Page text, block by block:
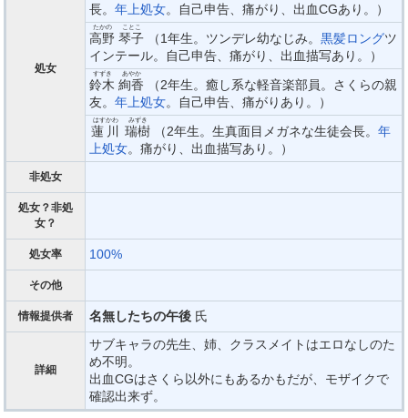
処女
長。 年上処女。自己申告、痛がり、出血CGあり。）
高野
たかの
琴子
ことこ
（1年生。ツンデレ幼なじみ。黒髪ロングツ
インテール。自己申告、痛がり、出血描写あり。）
鈴木
すずき
絢香
あやか
（2年生。癒し系な軽音楽部員。さくらの親
友。 年上処女。自己申告、痛がりあり。）
蓮川
はすかわ
瑞樹
みずき
（2年生。生真面目メガネな生徒会長。年
上処女。痛がり、出血描写あり。）
非処女
処女？非処
女？
処女率 100%
その他
情報提供者 名無したちの午後 氏
詳細
サブキャラの先生、姉、クラスメイトはエロなしのた
め不明。
出血CGはさくら以外にもあるかもだが、モザイクで
確認出来ず。